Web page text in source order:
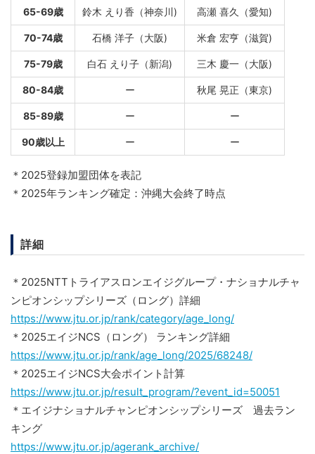
65-69歳 鈴木 えり香（神奈川) 高瀬 喜久（愛知)
70-74歳 石橋 洋子（大阪) 米倉 宏亨（滋賀)
75-79歳 白石 えり子（新潟) 三木 慶一（大阪)
80-84歳 ー 秋尾 晃正（東京)
85-89歳 ー ー
90歳以上 ー ー
＊2025登録加盟団体を表記
＊2025年ランキング確定：沖縄大会終了時点
詳細
＊2025NTTトライアスロンエイジグループ・ナショナルチャ
ンピオンシップシリーズ（ロング）詳細
https://www.jtu.or.jp/rank/category/age_long/
＊2025エイジNCS（ロング） ランキング詳細
https://www.jtu.or.jp/rank/age_long/2025/68248/
＊2025エイジNCS大会ポイント計算
https://www.jtu.or.jp/result_program/?event_id=50051
＊エイジナショナルチャンピオンシップシリーズ 過去ラン
キング
https://www.jtu.or.jp/agerank_archive/